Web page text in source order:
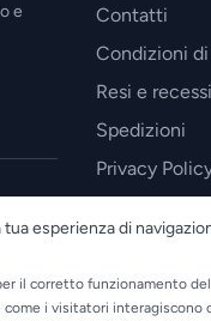
e
Contatti
Condizioni
Resi e recessi
Spedizioni
Privacy
esperienza di
il corretto funzionamento
come i visitatori interagiscono